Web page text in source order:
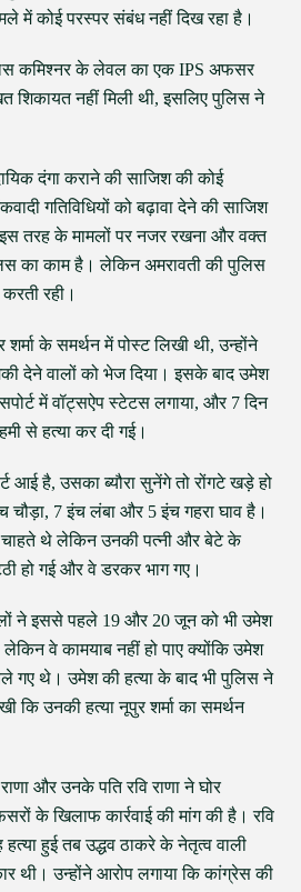
में कोई परस्पर संबंध नहीं दिख रहा है।
कमिश्नर के लेवल का एक IPS अफसर
शिकायत नहीं मिली थी, इसलिए पुलिस ने
दंगा कराने की साजिश की कोई
गतिविधियों को बढ़ावा देने की साजिश
तरह के मामलों पर नजर रखना और वक्त
का काम है। लेकिन अमरावती की पुलिस
रही।
के समर्थन में पोस्ट लिखी थी, उन्होंने
देने वालों को भेज दिया। इसके बाद उमेश
में वॉट्सऐप स्टेटस लगाया, और 7 दिन
से हत्या कर दी गई।
आई है, उसका ब्यौरा सुनेंगे तो रोंगटे खड़े हो
7 इंच लंबा और 5 इंच गहरा घाव है।
चाहते थे लेकिन उनकी पत्नी और बेटे के
हो गई और वे डरकर भाग गए।
ने इससे पहले 19 और 20 जून को भी उमेश
वे कामयाब नहीं हो पाए क्योंकि उमेश
गए थे। उमेश की हत्या के बाद भी पुलिस ने
कि उनकी हत्या नूपुर शर्मा का समर्थन
और उनके पति रवि राणा ने घोर
के खिलाफ कार्रवाई की मांग की है। रवि
हुई तब उद्धव ठाकरे के नेतृत्व वाली
थी। उन्होंने आरोप लगाया कि कांग्रेस की